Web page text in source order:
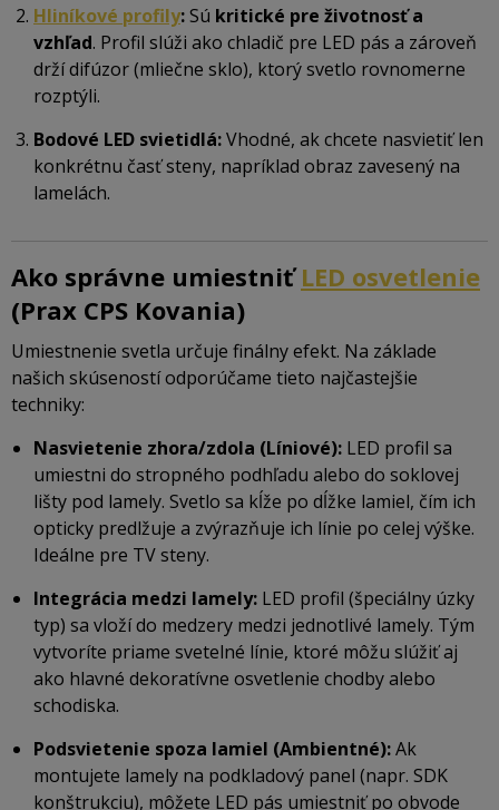
Hliníkové profily:Sú kritické pre životnosť a
vzhľad. Profil slúži ako chladič pre LED pás a zároveň
drží difúzor (mliečne sklo), ktorý svetlo rovnomerne
rozptýli.
Bodové LED svietidlá:Vhodné, ak chcete nasvietiť len
konkrétnu časť steny, napríklad obraz zavesený na
lamelách.
Ako správne umiestniťLED osvetlenie
(Prax CPS Kovania)
Umiestnenie svetla určuje finálny efekt. Na základe
našich skúseností odporúčame tieto najčastejšie
techniky:
Nasvietenie zhora/zdola (Líniové): LED profil sa
umiestni do stropného podhľadu alebo do soklovej
lišty pod lamely. Svetlo sa kĺže po dĺžke lamiel, čím ich
opticky predlžuje a zvýrazňuje ich línie po celej výške.
Ideálne pre TV steny.
Integrácia medzi lamely: LED profil (špeciálny úzky
typ) sa vloží do medzery medzi jednotlivé lamely. Tým
vytvoríte priame svetelné línie, ktoré môžu slúžiť aj
ako hlavné dekoratívne osvetlenie chodby alebo
schodiska.
Podsvietenie spoza lamiel (Ambientné):Ak
montujete lamely na podkladový panel (napr. SDK
konštrukciu), môžete LED pás umiestniť po obvode